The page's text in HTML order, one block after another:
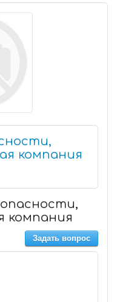
компания
компания
Задать вопрос